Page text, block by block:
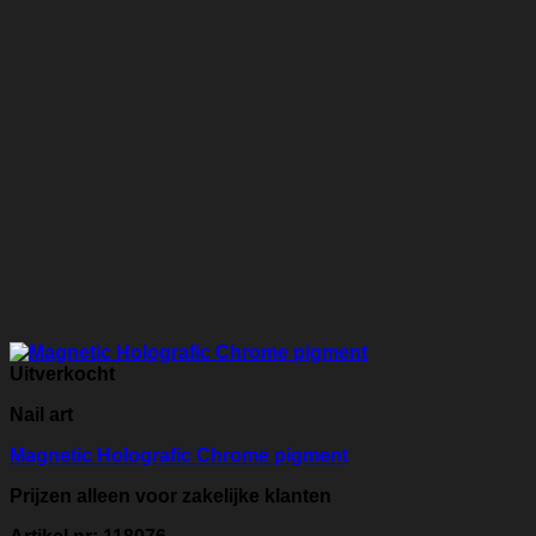
Uitverkocht
Nail art
Magnetic Holografic Chrome pigment
Prijzen alleen voor zakelijke klanten